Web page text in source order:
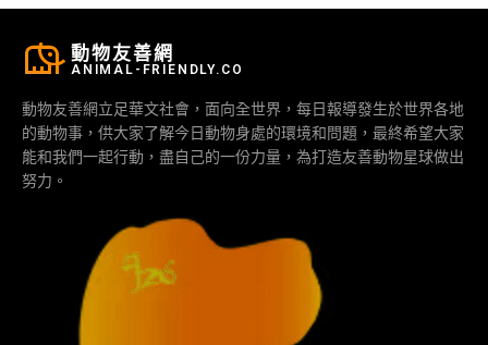
動物友善網
ANIMAL-FRIENDLY.CO
動物友善網立足華文社會，面向全世界，每日報導發生於世界各地
的動物事，供大家了解今日動物身處的環境和問題，最終希望大家
能和我們一起行動，盡自己的一份力量，為打造友善動物星球做出
努力。